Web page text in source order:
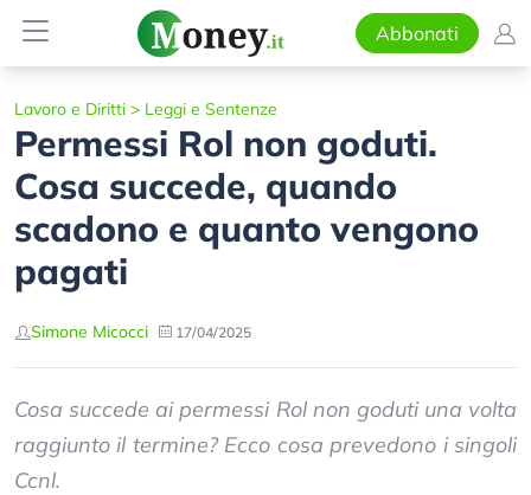
Abbonati
Lavoro e Diritti > Leggi e Sentenze
Permessi Rol non goduti.
Cosa succede, quando
scadono e quanto vengono
pagati
Simone Micocci 17/04/2025
Cosa succede ai permessi Rol non goduti una volta
raggiunto il termine? Ecco cosa prevedono i singoli
Ccnl.